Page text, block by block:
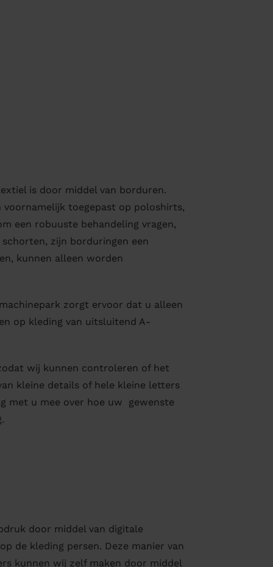
is door middel van borduren.
toegepast op poloshirts,
een robuuste behandeling vragen,
zijn borduringen een
kunnen alleen worden
zorgt ervoor dat u alleen
op kleding van uitsluitend A-
wij kunnen controleren of het
kleine details of hele kleine letters
met u mee over hoe uw gewenste
door middel van digitale
de kleding persen. Deze manier van
kunnen wij zelf maken door middel